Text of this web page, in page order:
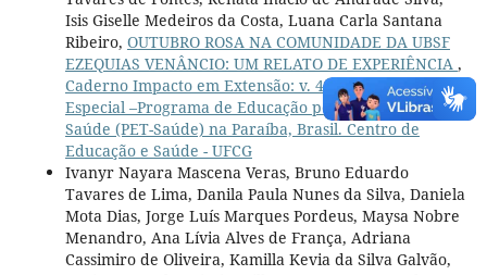
Isis Giselle Medeiros da Costa, Luana Carla Santana
Ribeiro, OUTUBRO ROSA NA COMUNIDADE DA UBSF
EZEQUIAS VENÂNCIO: UM RELATO DE EXPERIÊNCIA ,
Caderno Impacto em Extensão: v. 4 n. 3 (2024): Edição
Especial –Programa de Educação pelo Trabalho para
Saúde (PET-Saúde) na Paraíba, Brasil. Centro de
Educação e Saúde - UFCG
Ivanyr Nayara Mascena Veras, Bruno Eduardo
Tavares de Lima, Danila Paula Nunes da Silva, Daniela
Mota Dias, Jorge Luís Marques Pordeus, Maysa Nobre
Menandro, Ana Lívia Alves de França, Adriana
Cassimiro de Oliveira, Kamilla Kevia da Silva Galvão,